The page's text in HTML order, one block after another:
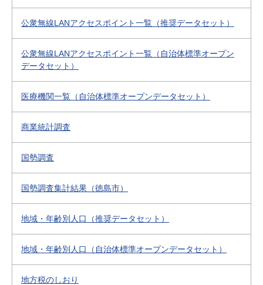
公衆無線LANアクセスポイント一覧（推奨データセット）
公衆無線LANアクセスポイント一覧（自治体標準オープン
データセット）
医療機関一覧（自治体標準オープンデータセット）
商業統計調査
国勢調査
国勢調査集計結果（徳島市）
地域・年齢別人口（推奨データセット）
地域・年齢別人口（自治体標準オープンデータセット）
地方税のしおり